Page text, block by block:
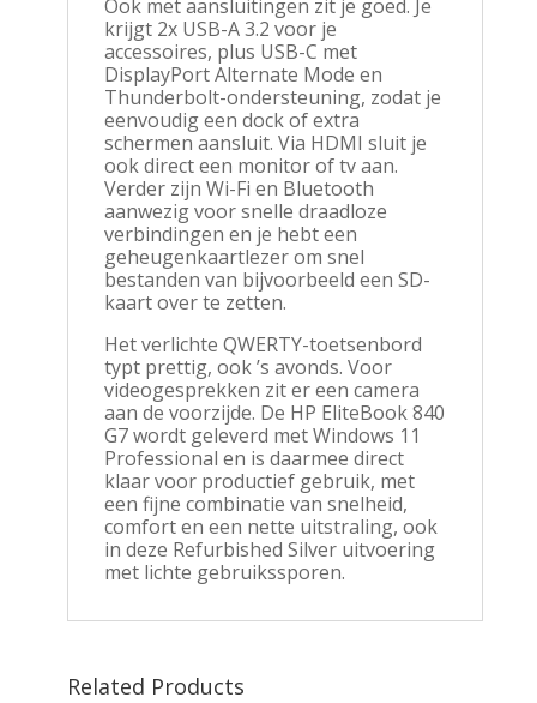
Ook met aansluitingen zit je goed. Je
krijgt 2x USB-A 3.2 voor je
accessoires, plus USB-C met
DisplayPort Alternate Mode en
Thunderbolt-ondersteuning, zodat je
eenvoudig een dock of extra
schermen aansluit. Via HDMI sluit je
ook direct een monitor of tv aan.
Verder zijn Wi-Fi en Bluetooth
aanwezig voor snelle draadloze
verbindingen en je hebt een
geheugenkaartlezer om snel
bestanden van bijvoorbeeld een SD-
kaart over te zetten.
Het verlichte QWERTY-toetsenbord
typt prettig, ook ’s avonds. Voor
videogesprekken zit er een camera
aan de voorzijde. De HP EliteBook 840
G7 wordt geleverd met Windows 11
Professional en is daarmee direct
klaar voor productief gebruik, met
een fijne combinatie van snelheid,
comfort en een nette uitstraling, ook
in deze Refurbished Silver uitvoering
met lichte gebruikssporen.
Related Products